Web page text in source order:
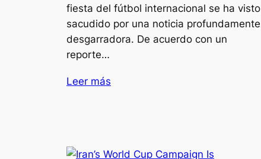
fiesta del fútbol internacional se ha visto
sacudido por una noticia profundamente
desgarradora. De acuerdo con un
reporte…
Leer más